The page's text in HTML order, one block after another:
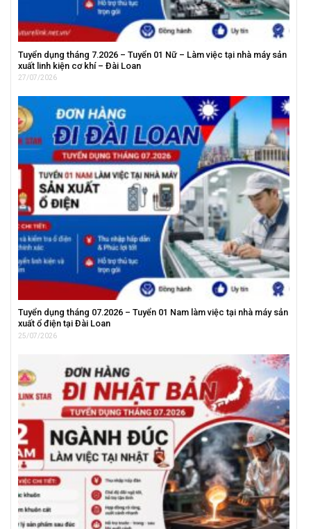
Tuyển dụng tháng 7.2026 – Tuyển 01 Nữ – Làm việc tại nhà máy sản
xuất linh kiện cơ khí – Đài Loan
27/07/2026
Tuyển dụng tháng 07.2026 – Tuyển 01 Nam làm việc tại nhà máy sản
xuất ổ điện tại Đài Loan
25/07/2026